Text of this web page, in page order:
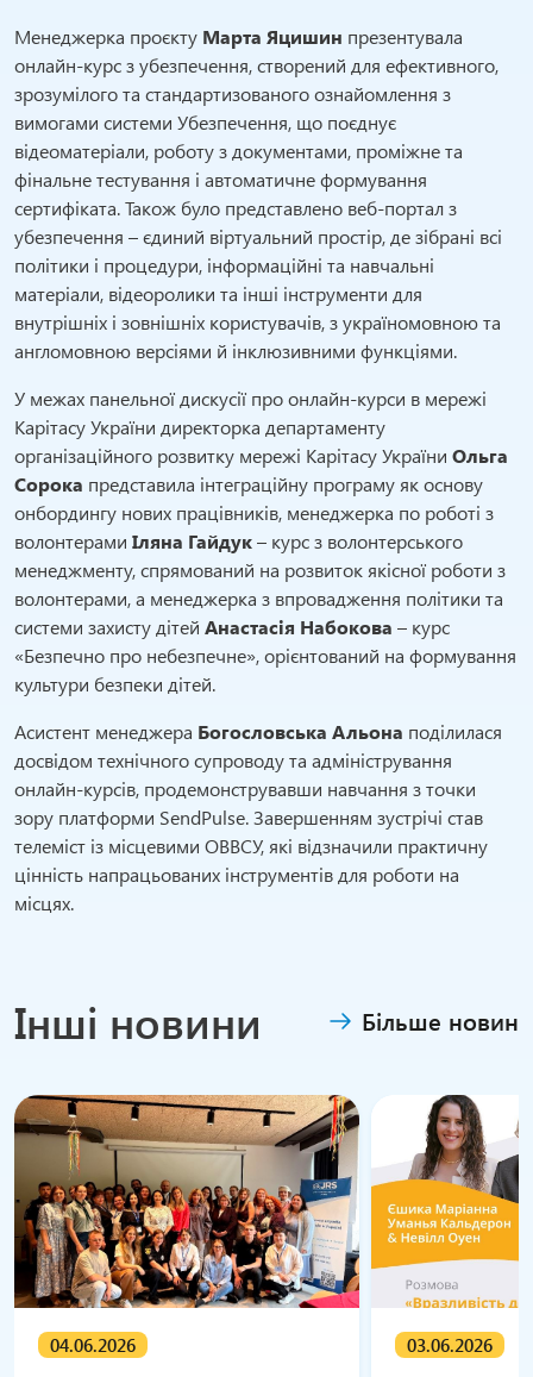
Менеджерка проєкту Марта Яцишин презентувала
онлайн-курс з убезпечення, створений для ефективного,
зрозумілого та стандартизованого ознайомлення з
вимогами системи Убезпечення, що поєднує
відеоматеріали, роботу з документами, проміжне та
фінальне тестування і автоматичне формування
сертифіката. Також було представлено веб-портал з
убезпечення – єдиний віртуальний простір, де зібрані всі
політики і процедури, інформаційні та навчальні
матеріали, відеоролики та інші інструменти для
внутрішніх і зовнішніх користувачів, з україномовною та
англомовною версіями й інклюзивними функціями.
У межах панельної дискусії про онлайн-курси в мережі
Карітасу України директорка департаменту
організаційного розвитку мережі Карітасу України Ольга
Сорока представила інтеграційну програму як основу
онбордингу нових працівників, менеджерка по роботі з
волонтерами Іляна Гайдук– курс з волонтерського
менеджменту, спрямований на розвиток якісної роботи з
волонтерами, а менеджерка з впровадження політики та
системи захисту дітей Анастасія Набокова – курс
«Безпечно про небезпечне», орієнтований на формування
культури безпеки дітей.
Асистент менеджера Богословська Альона поділилася
досвідом технічного супроводу та адміністрування
онлайн-курсів, продемонструвавши навчання з точки
зору платформи SendPulse. Завершенням зустрічі став
телеміст із місцевими ОВВСУ, які відзначили практичну
цінність напрацьованих інструментів для роботи на
місцях.
Інші новини Більше новин
04.06.2026 03.06.2026